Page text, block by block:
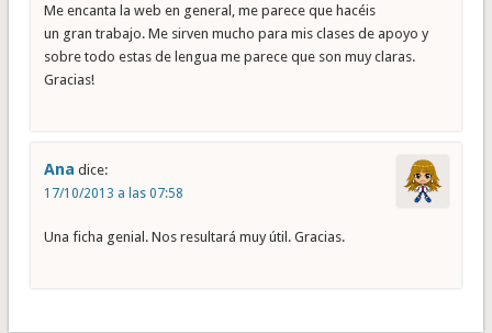
Me encanta la web en general, me parece que hacéis
un gran trabajo. Me sirven mucho para mis clases de apoyo y
sobre todo estas de lengua me parece que son muy claras.
Gracias!
Ana dice:
17/10/2013 a las 07:58
Una ficha genial. Nos resultará muy útil. Gracias.